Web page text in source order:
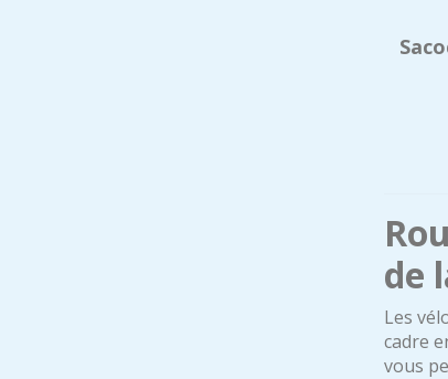
de
Les
cadre
vous